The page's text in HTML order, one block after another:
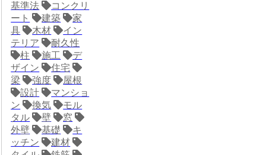
基準法
コンクリ
ート
建築
家
具
木材
イン
テリア
耐久性
柱
施工
デ
ザイン
住宅
梁
強度
屋根
設計
マンショ
ン
換気
モル
タル
壁
窓
外壁
基礎
キ
ッチン
建材